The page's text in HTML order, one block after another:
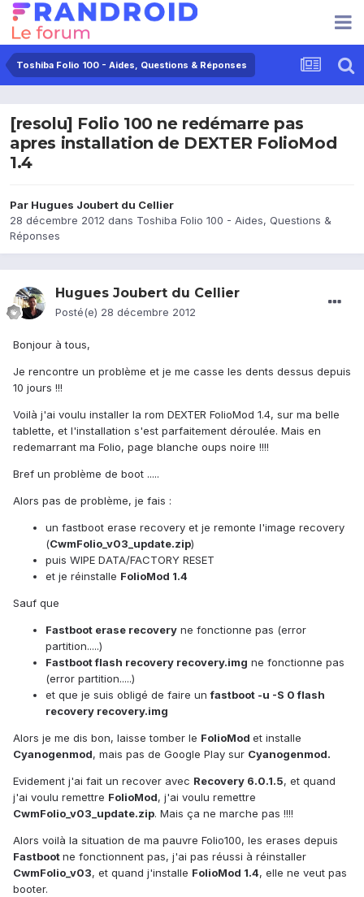
Toshiba Folio 100 - Aides, Questions & Réponses
[resolu] Folio 100 ne redémarre pas
apres installation de DEXTER FolioMod
1.4
Par Hugues Joubert du Cellier
28 décembre 2012 dans Toshiba Folio 100 - Aides, Questions &
Réponses
Hugues Joubert du Cellier
Posté(e) 28 décembre 2012
Bonjour à tous,
Je rencontre un problème et je me casse les dents dessus depuis
10 jours !!!
Voilà j'ai voulu installer la rom DEXTER FolioMod 1.4, sur ma belle
tablette, et l'installation s'est parfaitement déroulée. Mais en
redemarrant ma Folio, page blanche oups noire !!!!
Bref un problème de boot .....
Alors pas de problème, je fais :
un fastboot erase recovery et je remonte l'image recovery
(CwmFolio_v03_update.zip)
puis WIPE DATA/FACTORY RESET
et je réinstalle FolioMod 1.4
Sauf que
Fastboot erase recovery ne fonctionne pas (error
partition.....)
Fastboot flash recovery recovery.img ne fonctionne pas
(error partition.....)
et que je suis obligé de faire unfastboot -u -S 0 flash
recovery recovery.img
Alors je me dis bon, laisse tomber le FolioMod et installe
Cyanogenmod, mais pas de Google Play sur Cyanogenmod.
Evidement j'ai fait un recover avec Recovery 6.0.1.5, et quand
j'ai voulu remettre FolioMod, j'ai voulu remettre
CwmFolio_v03_update.zip. Mais ça ne marche pas !!!!
Alors voilà la situation de ma pauvre Folio100, les erases depuis
Fastbootne fonctionnent pas, j'ai pas réussi à réinstaller
CwmFolio_v03, et quand j'installe FolioMod 1.4, elle ne veut pas
booter.